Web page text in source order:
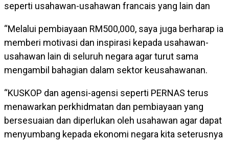
seperti usahawan-usahawan francais yang lain dan
“Melalui pembiayaan RM500,000, saya juga berharap ia
memberi motivasi dan inspirasi kepada usahawan-
usahawan lain di seluruh negara agar turut sama
mengambil bahagian dalam sektor keusahawanan.
“KUSKOP dan agensi-agensi seperti PERNAS terus
menawarkan perkhidmatan dan pembiayaan yang
bersesuaian dan diperlukan oleh usahawan agar dapat
menyumbang kepada ekonomi negara kita seterusnya